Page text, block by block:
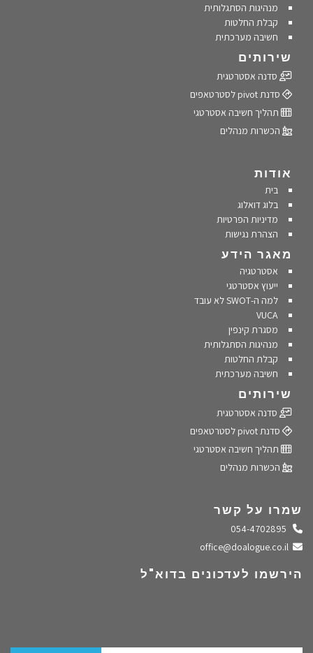
מנהיגות הסתגלותית
קבלת החלטות
חשיבה מערכתית
שירותים
סדנה אסטרטגית
סדנת pivot לסטרטאפים
תהליך חשיבה אסטרטגי
הכשרות מנהלים
אודות
בית
בלוג דואלוג
מדיניות הפרטיות
הצהרת נגישות
מאגר הידע
אסטרטגיה
ייעוץ אסטרטגי
למה ה-SWOT לא עובד
VUCA
מסגרת קינפין
מנהיגות הסתגלותית
קבלת החלטות
חשיבה מערכתית
שירותים
סדנה אסטרטגית
סדנת pivot לסטרטאפים
תהליך חשיבה אסטרטגי
הכשרות מנהלים
שמרו על קשר
התקשרו אלינו
שלחו מייל
הירשמו לעדכונים בדוא"ל